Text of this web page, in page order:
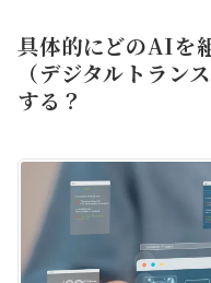
具体的にどのAIを
（デジタルトラン
する？